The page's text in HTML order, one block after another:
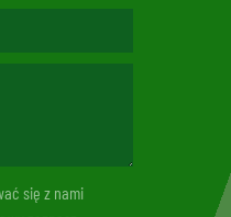
się z nami